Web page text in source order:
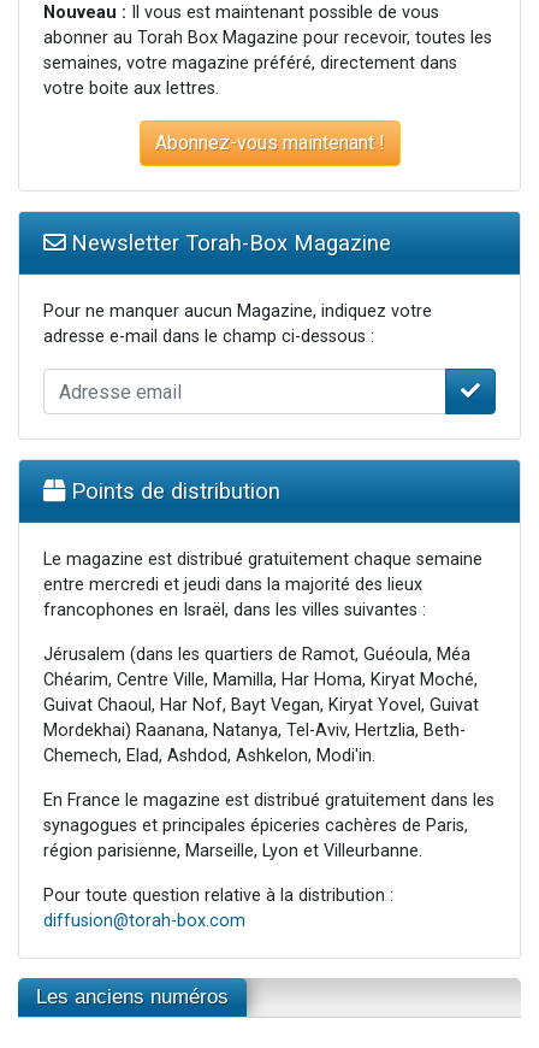
Nouveau : Il vous est maintenant possible de vous
abonner au Torah Box Magazine pour recevoir, toutes les
semaines, votre magazine préféré, directement dans
votre boite aux lettres.
Abonnez-vous maintenant !
Newsletter Torah-Box Magazine
Pour ne manquer aucun Magazine, indiquez votre
adresse e-mail dans le champ ci-dessous :
Points de distribution
Le magazine est distribué gratuitement chaque semaine
entre mercredi et jeudi dans la majorité des lieux
francophones en Israël, dans les villes suivantes :
Jérusalem (dans les quartiers de Ramot, Guéoula, Méa
Chéarim, Centre Ville, Mamilla, Har Homa, Kiryat Moché,
Guivat Chaoul, Har Nof, Bayt Vegan, Kiryat Yovel, Guivat
Mordekhai) Raanana, Natanya, Tel-Aviv, Hertzlia, Beth-
Chemech, Elad, Ashdod, Ashkelon, Modi'in.
En France le magazine est distribué gratuitement dans les
synagogues et principales épiceries cachères de Paris,
région parisienne, Marseille, Lyon et Villeurbanne.
Pour toute question relative à la distribution :
diffusion@torah-box.com
Les anciens numéros